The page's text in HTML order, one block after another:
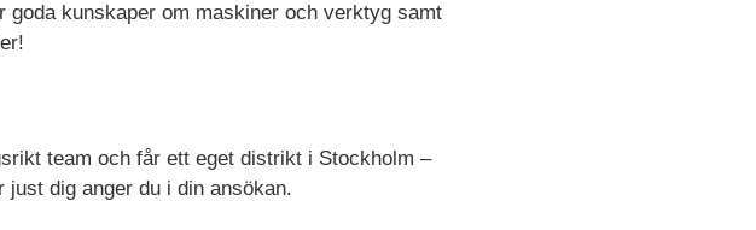
kunskaper om maskiner och verktyg samt
team och får ett eget distrikt i Stockholm –
dig anger du i din ansökan.